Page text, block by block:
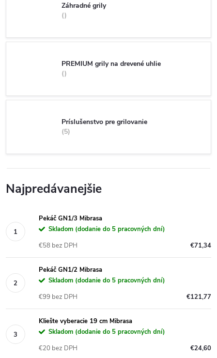
Záhradné grily
PREMIUM grily na drevené uhlie
Príslušenstvo pre grilovanie
5
Najpredávanejšie
Pekáč GN1/3 Mibrasa
Skladom (dodanie do 5 pracovných dní)
€71,34
€58 bez DPH
Pekáč GN1/2 Mibrasa
Skladom (dodanie do 5 pracovných dní)
€121,77
€99 bez DPH
Kliešte vyberacie 19 cm Mibrasa
Skladom (dodanie do 5 pracovných dní)
€24,60
€20 bez DPH